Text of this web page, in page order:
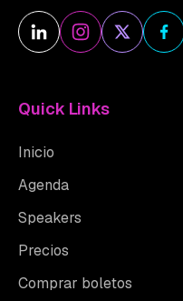
Quick Links
Inicio
Agenda
Speakers
Precios
Comprar boletos